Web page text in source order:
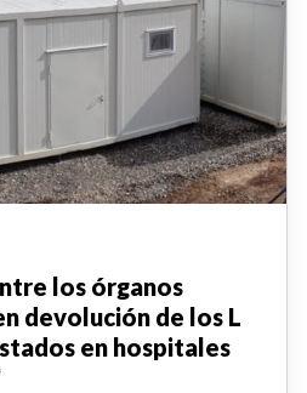
los órganos
devolución de los L
en hospitales